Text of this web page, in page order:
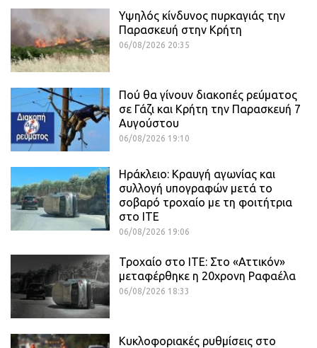
Υψηλός κίνδυνος πυρκαγιάς την
Παρασκευή στην Κρήτη
06/08/2026 20:35
Πού θα γίνουν διακοπές ρεύματος
σε Γάζι και Κρήτη την Παρασκευή 7
Αυγούστου
06/08/2026 19:10
Ηράκλειο: Κραυγή αγωνίας και
συλλογή υπογραφών μετά το
σοβαρό τροχαίο με τη φοιτήτρια
στο ΙΤΕ
06/08/2026 19:06
Τροχαίο στο ΙΤΕ: Στο «Αττικόν»
μεταφέρθηκε η 20χρονη Ραφαέλα
06/08/2026 18:33
Κυκλοφοριακές ρυθμίσεις στο